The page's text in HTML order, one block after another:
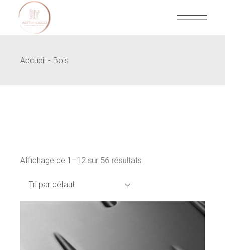
content
Accueil Bois
Affichage de 1–12 sur 56 résultats
Tri par défaut